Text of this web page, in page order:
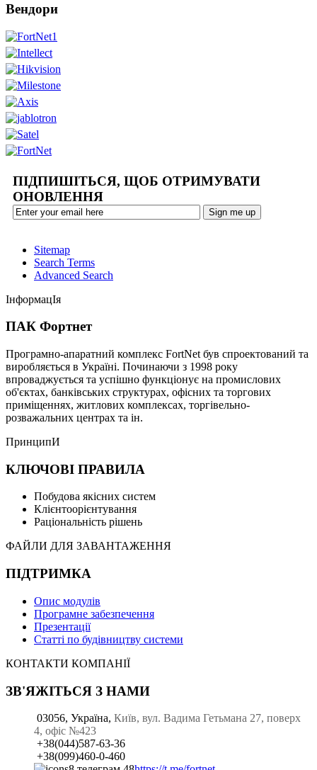
Вендори
ПІДПИШІТЬСЯ, ЩОБ ОТРИМУВАТИ
ОНОВЛЕННЯ
Sitemap
Search Terms
Advanced Search
ІнформацІя
ПАК Фортнет
Програмно-апаратний комплекс FortNet був спроектований та
виробляється в Україні. Починаючи з 1998 року
впроваджується та успішно функціонує на промислових
об'єктах, банківських структурах, офісних та торгових
приміщеннях, житлових комплексах, торгівельно-
розважальних центрах та ін.
ПринципИ
КЛЮЧОВІ ПРАВИЛА
Побудова якісних систем
Клієнтоорієнтування
Раціональність рішень
ФАЙЛИ ДЛЯ ЗАВАНТАЖЕННЯ
ПІДТРИМКА
Опис модулів
Програмне забезпечення
Презентації
Статті по будівництву системи
КОНТАКТИ КОМПАНІЇ
ЗВ'ЯЖІТЬСЯ З НАМИ
03056, Україна, Київ, вул. Вадима Гетьмана 27, поверх
4, офіс №423
+38(044)587-63-36
+38(099)460-0-460